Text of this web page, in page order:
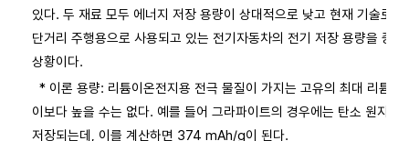
있다. 두 재료 모두 에너지 저장 용량이 상대적으로 낮고 현재 기술로
단거리 주행용으로 사용되고 있는 전기자동차의 전기 저장 용량을 증
상황이다.
* 이론 용량: 리튬이온전지용 전극 물질이 가지는 고유의 최대 리튬
이보다 높을 수는 없다. 예를 들어 그라파이트의 경우에는 탄소 원자 6
저장되는데, 이를 계산하면 374 mAh/g이 된다.